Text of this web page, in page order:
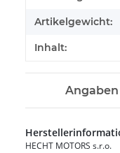
Artikelgewicht:
Inhalt:
HECHT MOTORS s.r.o.